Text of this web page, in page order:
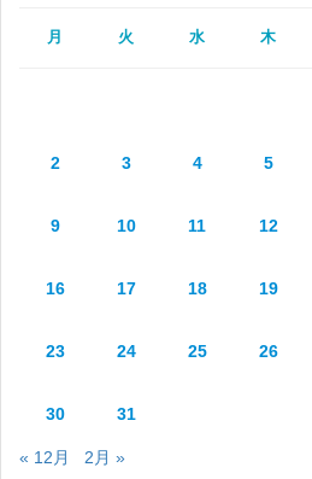
月 火 水 木
2 3 4 5
9 10 11 12
16 17 18 19
23 24 25 26
30 31
« 12月 2月 »